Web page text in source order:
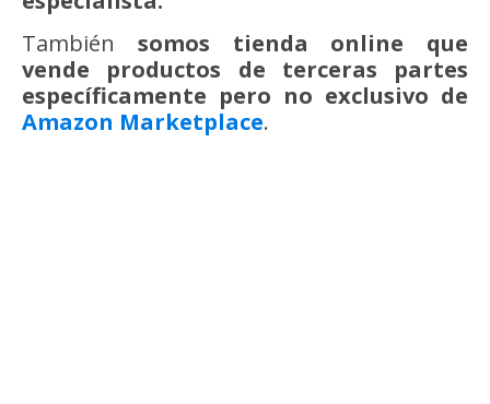
También somos tienda online
que
vende productos de terceras partes
específicamente pero no exclusivo de
Amazon Marketplace.